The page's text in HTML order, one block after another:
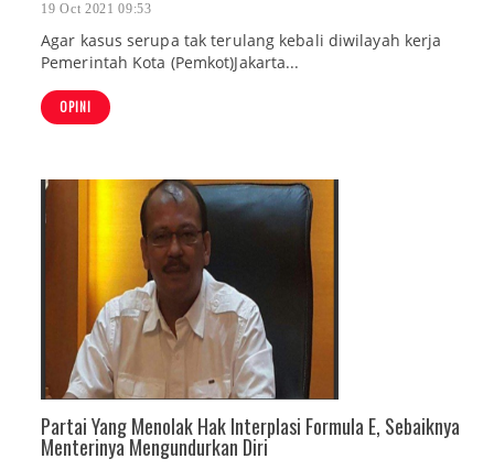
19 Oct 2021 09:53
Agar kasus serupa tak terulang kebali diwilayah kerja
Pemerintah Kota (Pemkot)Jakarta...
OPINI
Partai Yang Menolak Hak Interplasi Formula E, Sebaiknya
Menterinya Mengundurkan Diri